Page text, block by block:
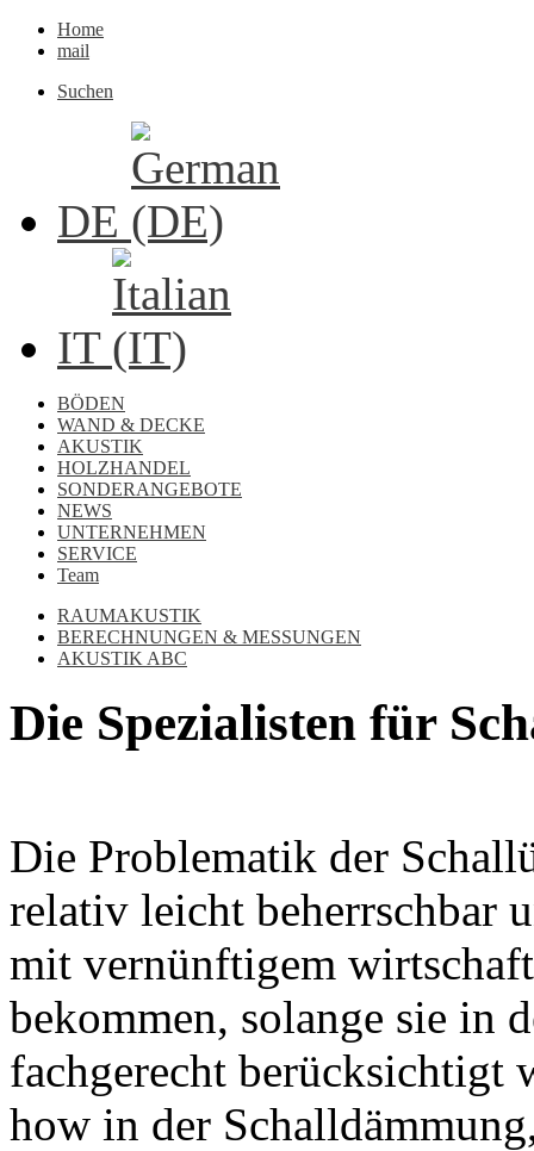
Home
mail
Suchen
DE
IT
BÖDEN
WAND & DECKE
AKUSTIK
HOLZHANDEL
SONDERANGEBOTE
NEWS
UNTERNEHMEN
SERVICE
Team
RAUMAKUSTIK
BERECHNUNGEN & MESSUNGEN
AKUSTIK ABC
Die Spezialisten für
Die Problematik der
relativ leicht beherrschbar
mit vernünftigem
bekommen, solange sie in
fachgerecht berücksichtigt
how in der